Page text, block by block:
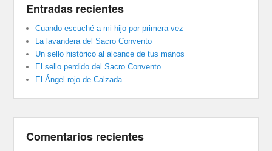
Entradas recientes
Cuando escuché a mi hijo por primera vez
La lavandera del Sacro Convento
Un sello histórico al alcance de tus manos
El sello perdido del Sacro Convento
El Ángel rojo de Calzada
Comentarios recientes